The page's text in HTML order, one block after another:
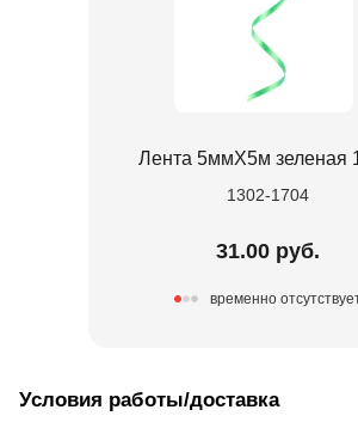
Лента 5ммХ5м зеленая
1302-1704
31.00 руб.
временно
Условия работы/доставка